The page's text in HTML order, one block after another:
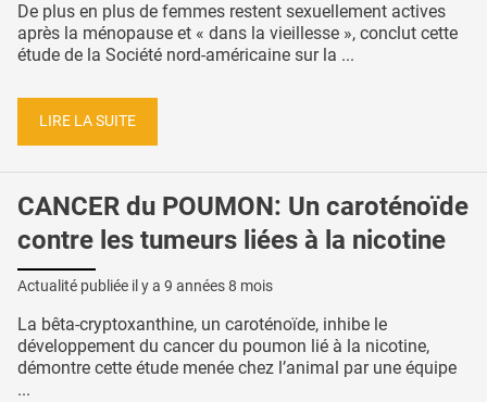
De plus en plus de femmes restent sexuellement actives
après la ménopause et « dans la vieillesse », conclut cette
étude de la Société nord-américaine sur la ...
LIRE LA SUITE
CANCER du POUMON: Un caroténoïde
contre les tumeurs liées à la nicotine
Actualité publiée il y a 9 années 8 mois
La bêta-cryptoxanthine, un caroténoïde, inhibe le
développement du cancer du poumon lié à la nicotine,
démontre cette étude menée chez l’animal par une équipe
...